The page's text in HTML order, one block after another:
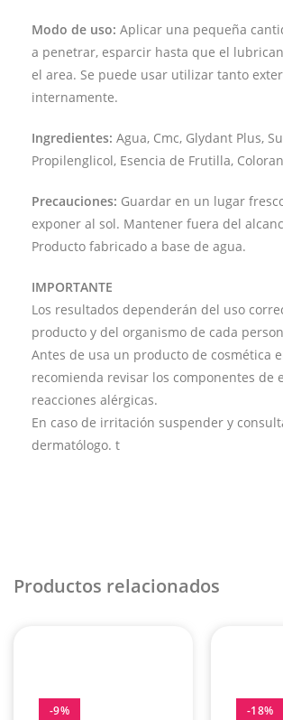
Modo de uso: Aplicar una pequeña
a penetrar, esparcir hasta que el
el area. Se puede usar utilizar tanto
internamente.
Ingredientes: Agua, Cmc, Glydant Plus,
Propilenglicol, Esencia de Frutilla,
Precauciones: Guardar en un lugar
exponer al sol. Mantener fuera del
Producto fabricado a base de agua.
IMPORTANTE
Los resultados dependerán del uso
producto y del organismo de cada
Antes de usa un producto de cosmética
recomienda revisar los componentes de
reacciones alérgicas.
En caso de irritación suspender y
dermatólogo. t
Productos relacionados
-9% -18%